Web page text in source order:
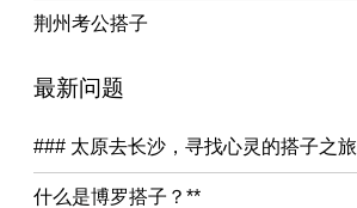
荆州考公搭子
最新问题
### 太原去长沙，寻找心灵的搭子之旅
什么是博罗搭子？**